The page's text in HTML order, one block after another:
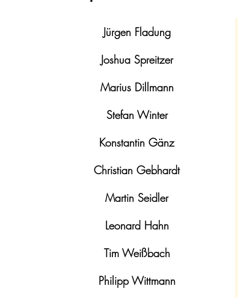
Jürgen Fladung
Joshua Spreitzer
Marius Dillmann
Stefan Winter
Konstantin Gänz
Christian Gebhardt
Martin Seidler
Leonard Hahn
Tim Weißbach
Philipp Wittmann